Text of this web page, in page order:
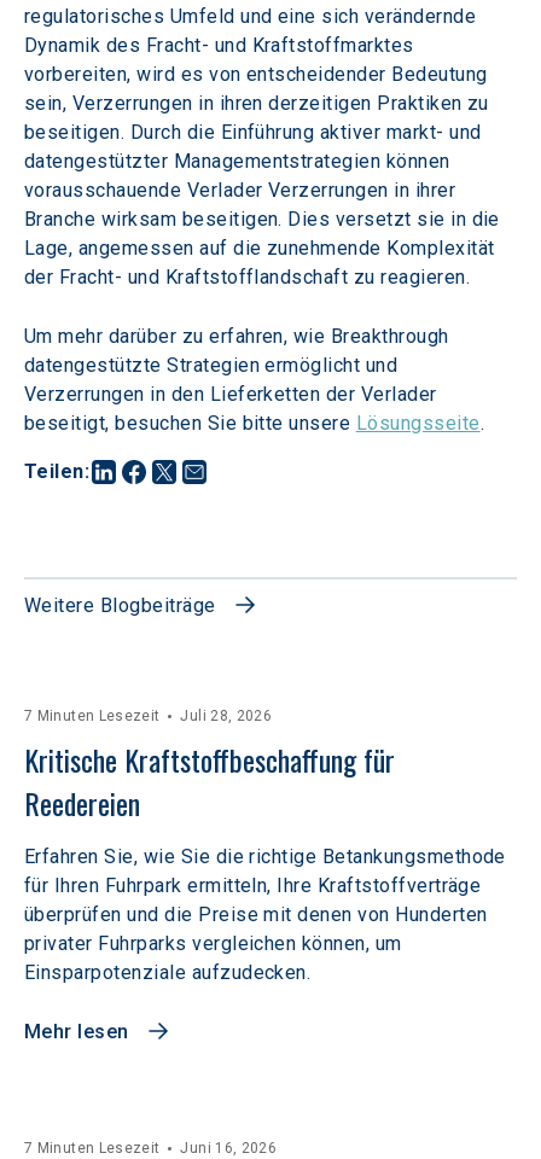
Teilen:
regulatorisches Umfeld und eine sich verändernde
Dynamik des Fracht- und Kraftstoffmarktes
vorbereiten, wird es von entscheidender Bedeutung
sein, Verzerrungen in ihren derzeitigen Praktiken zu
beseitigen. Durch die Einführung aktiver markt- und
datengestützter Managementstrategien können
vorausschauende Verlader Verzerrungen in ihrer
Branche wirksam beseitigen. Dies versetzt sie in die
Lage, angemessen auf die zunehmende Komplexität
der Fracht- und Kraftstofflandschaft zu reagieren.
Um mehr darüber zu erfahren, wie Breakthrough
datengestützte Strategien ermöglicht und
Verzerrungen in den Lieferketten der Verlader
beseitigt, besuchen Sie bitte unsere Lösungsseite.
Weitere Blogbeiträge
7 Minuten Lesezeit Juli 28, 2026
Kritische Kraftstoffbeschaffung für
Reedereien
Erfahren Sie, wie Sie die richtige Betankungsmethode
für Ihren Fuhrpark ermitteln, Ihre Kraftstoffverträge
überprüfen und die Preise mit denen von Hunderten
privater Fuhrparks vergleichen können, um
Einsparpotenziale aufzudecken.
Mehr lesen
7 Minuten Lesezeit Juni 16, 2026